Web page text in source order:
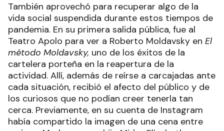
También aprovechó para recuperar algo de la
vida social suspendida durante estos tiempos de
pandemia. En su primera salida pública, fue al
Teatro Apolo para ver a Roberto Moldavsky en El
método Moldavsky, uno de los éxitos de la
cartelera porteña en la reapertura de la
actividad. Allí, además de reírse a carcajadas ante
cada situación, recibió el afecto del público y de
los curiosos que no podían creer tenerla tan
cerca. Previamente, en su cuenta de Instagram
había compartido la imagen de una cena entre